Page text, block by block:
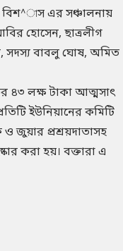
বিশ^াস এর সঞ্চালনায়
হোসেন, ছাত্রলীগ
সদস্য বাবলু ঘোষ, অমিত
৪৩ লক্ষ টাকা আত্মসাৎ
ইউনিয়ানের কমিটি
ও জুয়ার প্রশ্রয়দাতাসহ
করা হয়। বক্তারা এ